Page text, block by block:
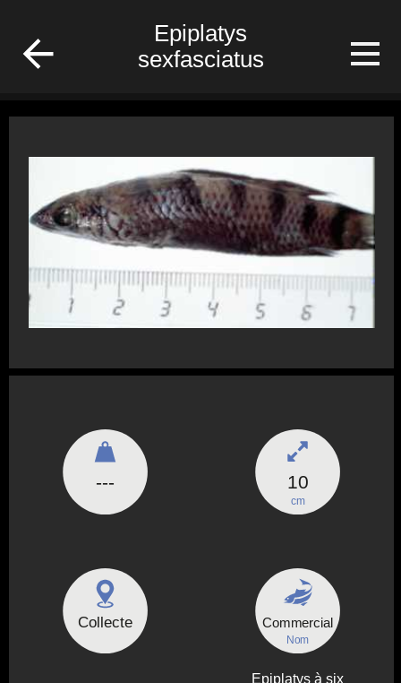
Epiplatys
sexfasciatus
--- 10
cm
Collecte Commercial
Nom
Epiplatys à six